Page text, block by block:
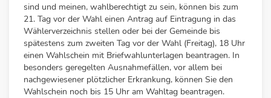
sind und meinen, wahlberechtigt zu sein, können bis zum
21. Tag vor der Wahl einen Antrag auf Eintragung in das
Wählerverzeichnis stellen oder bei der Gemeinde bis
spätestens zum zweiten Tag vor der Wahl (Freitag), 18 Uhr
einen Wahlschein mit Briefwahlunterlagen beantragen. In
besonders geregelten Ausnahmefällen, vor allem bei
nachgewiesener plötzlicher Erkrankung, können Sie den
Wahlschein noch bis 15 Uhr am Wahltag beantragen.